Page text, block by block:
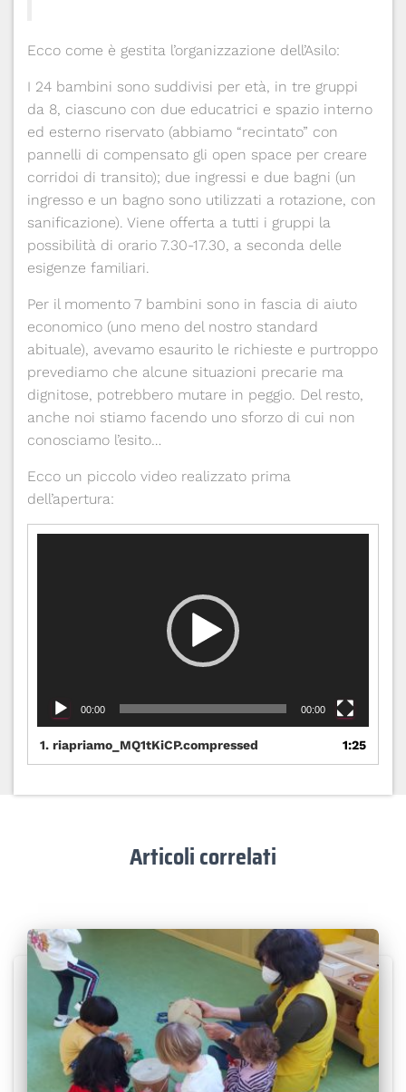
Ecco come è gestita l’organizzazione dell’Asilo:
I 24 bambini sono suddivisi per età, in tre gruppi
da 8, ciascuno con due educatrici e spazio interno
ed esterno riservato (abbiamo “recintato” con
pannelli di compensato gli open space per creare
corridoi di transito); due ingressi e due bagni (un
ingresso e un bagno sono utilizzati a rotazione, con
sanificazione). Viene offerta a tutti i gruppi la
possibilità di orario 7.30-17.30, a seconda delle
esigenze familiari.
Per il momento 7 bambini sono in fascia di aiuto
economico (uno meno del nostro standard
abituale), avevamo esaurito le richieste e purtroppo
prevediamo che alcune situazioni precarie ma
dignitose, potrebbero mutare in peggio. Del resto,
anche noi stiamo facendo uno sforzo di cui non
conosciamo l’esito…
Ecco un piccolo video realizzato prima
dell’apertura:
00:00 00:00
1. riapriamo_MQ1tKiCP.compressed 1:25
Articoli correlati